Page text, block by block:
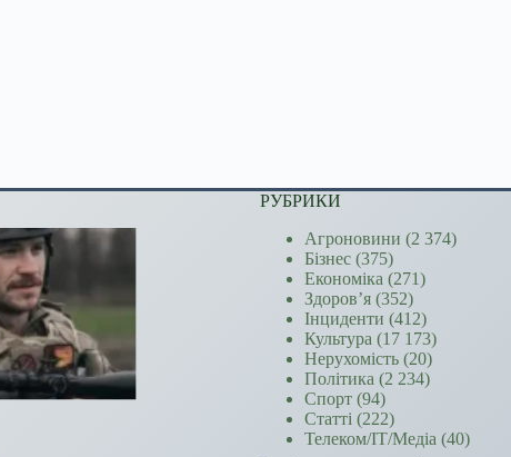
РУБРИКИ
Агроновини (2 374)
Бізнес (375)
Економіка (271)
Здоров’я (352)
Інциденти (412)
Культура (17 173)
Нерухомість (20)
Політика (2 234)
Спорт (94)
Статті (222)
Телеком/ІТ/Медіа (40)